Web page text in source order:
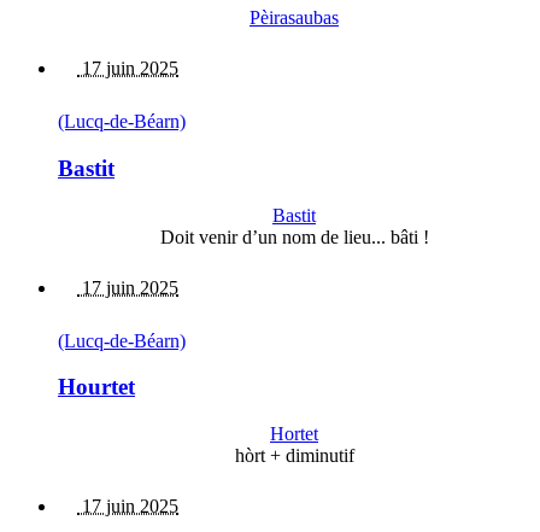
Pèirasaubas
17 juin 2025
(Lucq-de-Béarn)
Bastit
Bastit
Doit venir d’un nom de lieu... bâti !
17 juin 2025
(Lucq-de-Béarn)
Hourtet
Hortet
hòrt + diminutif
17 juin 2025